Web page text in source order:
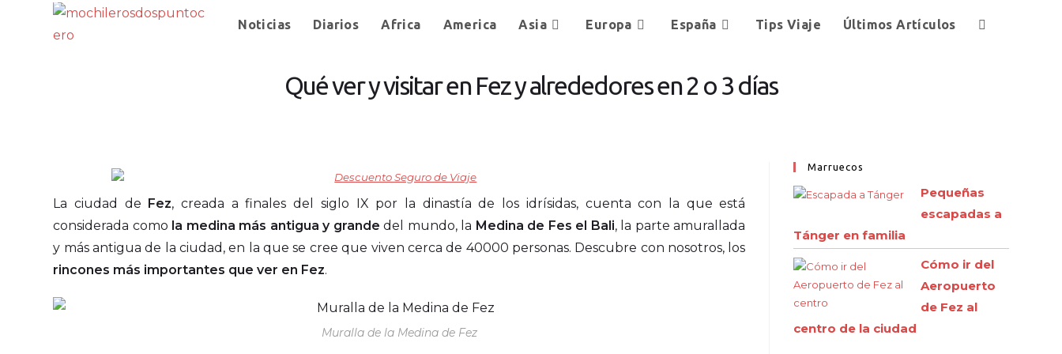
Noticias Diarios Africa America Asia Europa España Tips Viaje Últimos Artículos
Qué ver y visitar en Fez y alrededores en 2 o 3 días
La ciudad de Fez, creada a finales del siglo IX por la dinastía de los idrísidas, cuenta con la que está
considerada como la medina más antigua y grande del mundo, la Medina de Fes el Bali, la parte amurallada
y más antigua de la ciudad, en la que se cree que viven cerca de 40000 personas. Descubre con nosotros, los
rincones más importantes que ver en Fez.
Muralla de la Medina de Fez
Marruecos
Pequeñas
escapadas a
Tánger en familia
Cómo ir del
Aeropuerto
de Fez al
centro de la ciudad